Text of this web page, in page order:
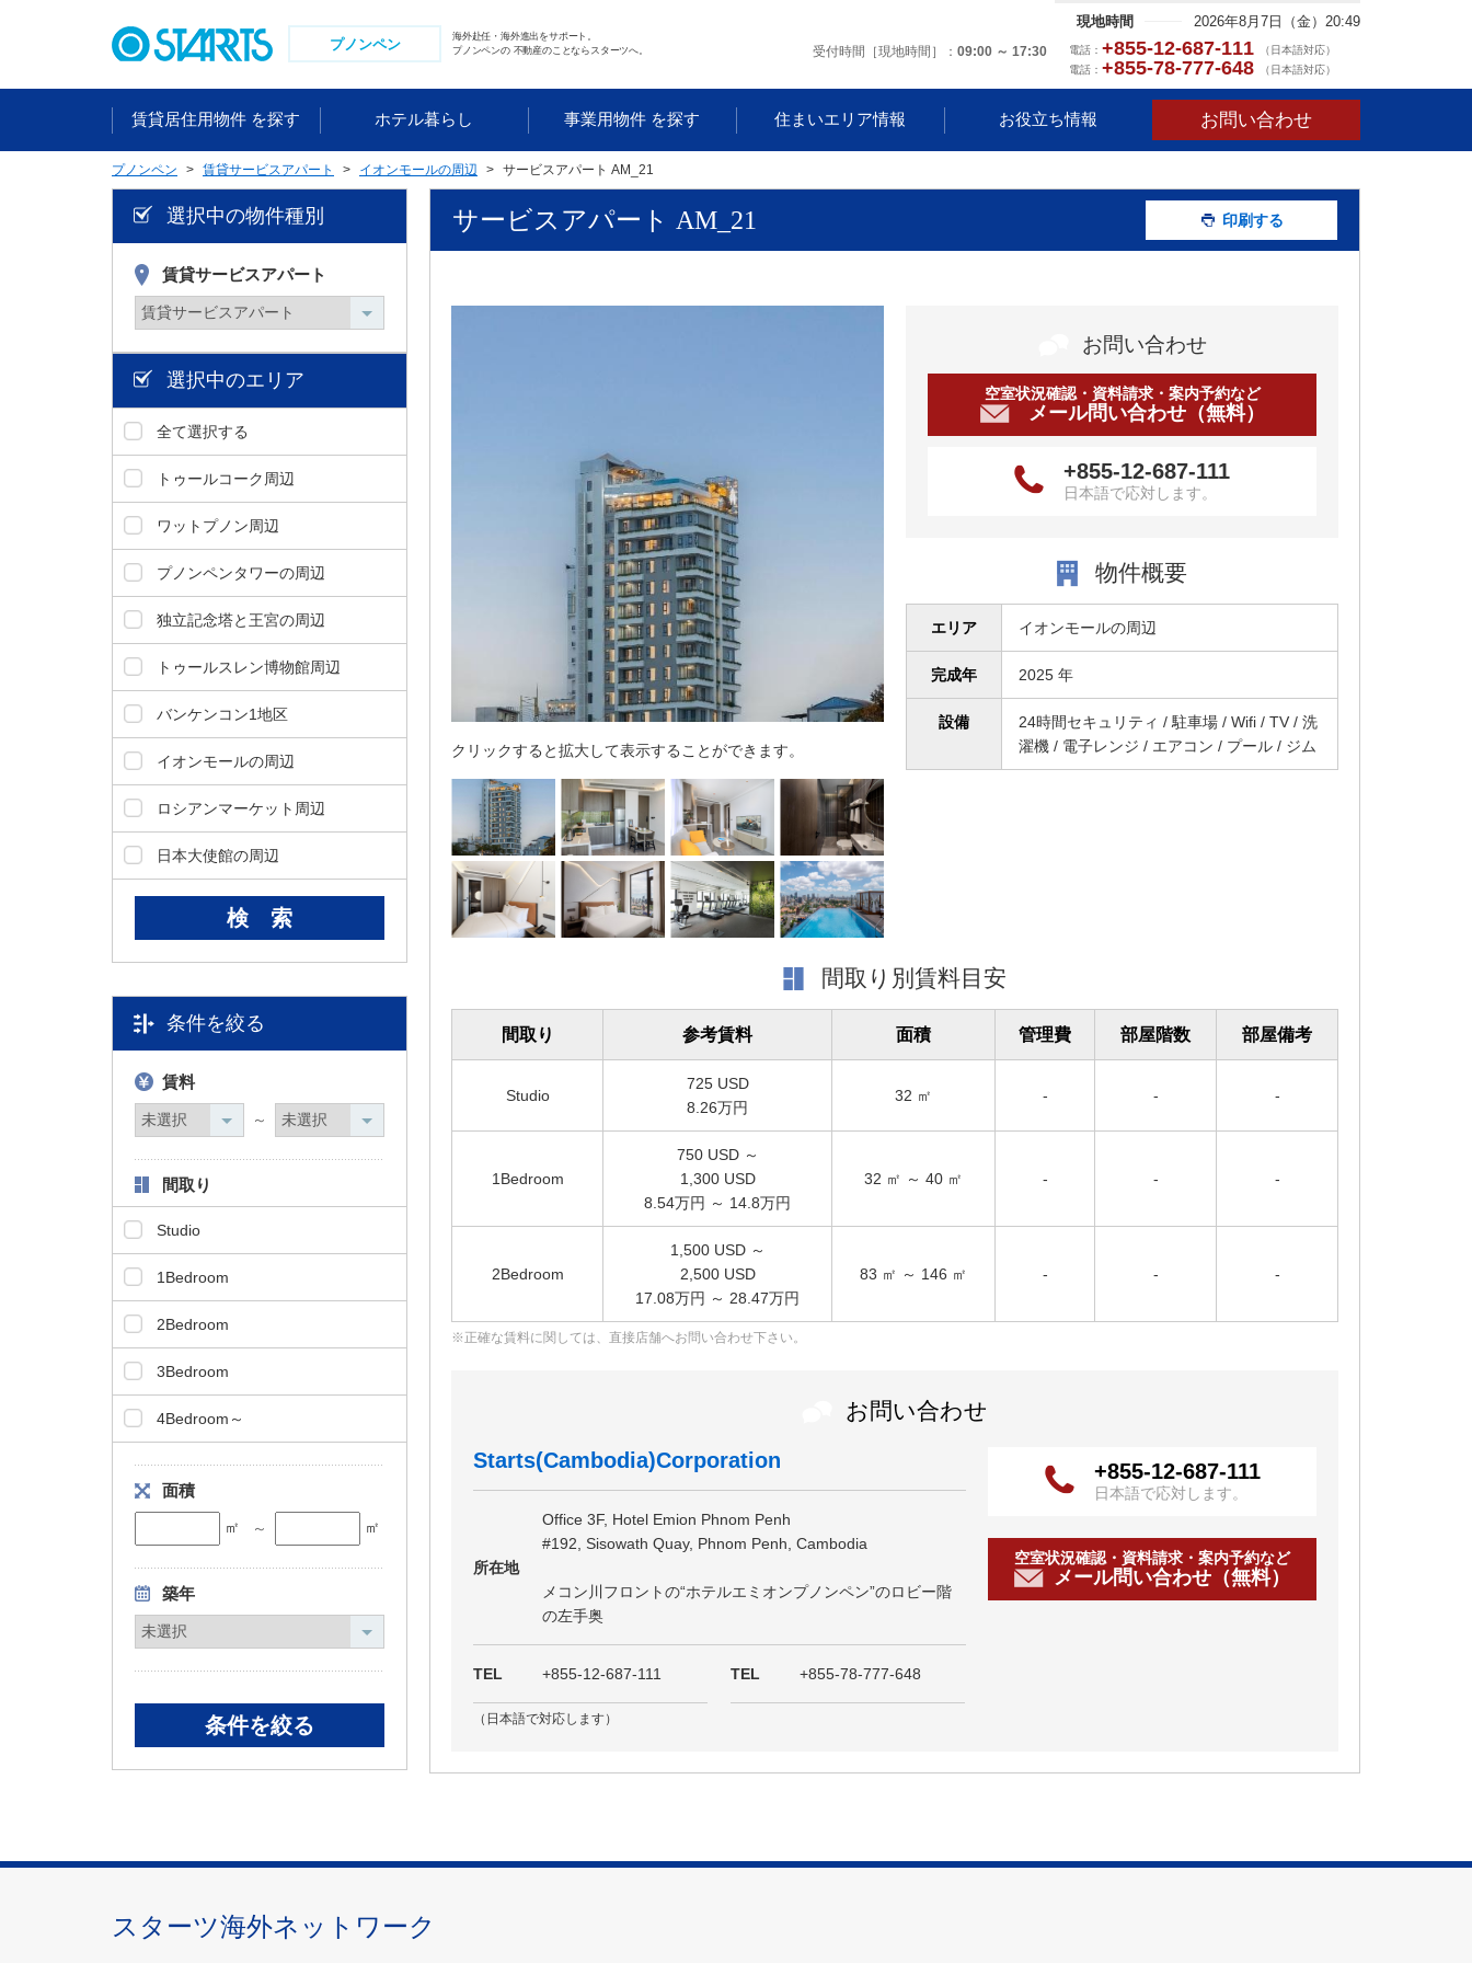
動
プノンペン
海外赴任・海外進出をサポート。
プノンペンの 不動産のことならスターツへ。
現地時間 2026年8月7日（金）20:49
受付時間［現地時間］ 09:00 ～ 17:30 電話： +855-12-687-111
（日本語対応）
電話： +855-78-777-648 （日本語対応）
賃貸居住用物件 を探す ホテル暮らし 事業用物件 を探す 住まいエリア情報 お役立ち情報 お問い合わせ
プノンペン 賃貸サービスアパート イオンモールの周辺 サービスアパート AM_21
選択中の物件種別
賃貸サービスアパート
選択中のエリア
全て選択する
トゥールコーク周辺
ワットプノン周辺
プノンペンタワーの周辺
独立記念塔と王宮の周辺
トゥールスレン博物館周辺
バンケンコン1地区
イオンモールの周辺
ロシアンマーケット周辺
日本大使館の周辺
条件を絞る
賃料
～
間取り
Studio
1Bedroom
2Bedroom
3Bedroom
4Bedroom～
面積
㎡ ～ ㎡
築年
サービスアパート AM_21 印刷する
クリックすると拡大して表示することができます。
お問い合わせ
空室状況確認・資料請求・案内予約など
メール問い合わせ（無料）
+855-12-687-111
日本語で応対します。
物件概要
エリア イオンモールの周辺
完成年 2025 年
設備
24時間セキュリティ / 駐車場 / Wifi / TV / 洗
濯機 / 電子レンジ / エアコン / プール / ジム
間取り別賃料目安
間取り 参考賃料 面積 管理費 部屋階数 部屋備考
Studio
725 USD
8.26万円
32 ㎡ - - -
1Bedroom
750 USD ～
1,300 USD
8.54万円 ～ 14.8万円
32 ㎡ ～ 40 ㎡ - - -
2Bedroom
1,500 USD ～
2,500 USD
17.08万円 ～ 28.47万円
83 ㎡ ～ 146 ㎡ - - -
正確な賃料に関しては、直接店舗へお問い合わせ下さい。
お問い合わせ
Starts(Cambodia)Corporation
所在地
Office 3F, Hotel Emion Phnom Penh
#192, Sisowath Quay, Phnom Penh, Cambodia
メコン川フロントの“ホテルエミオンプノンペン”のロビー階
の左手奥
TEL +855-12-687-111
（日本語で対応します）
TEL +855-78-777-648
+855-12-687-111
日本語で応対します。
空室状況確認・資料請求・案内予約など
メール問い合わせ（無料）
スターツ海外ネットワーク